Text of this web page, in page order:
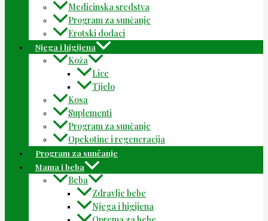
Medicinska sredstva
Program za sunčanje
Erotski dodaci
Njega i higijena
Koža
Lice
Tijelo
Kosa
Suplementi
Program za sunčanje
Opekotine i regeneracija
Program za sunčanje
Mama i beba
Beba
Zdravlje bebe
Njega i higijena